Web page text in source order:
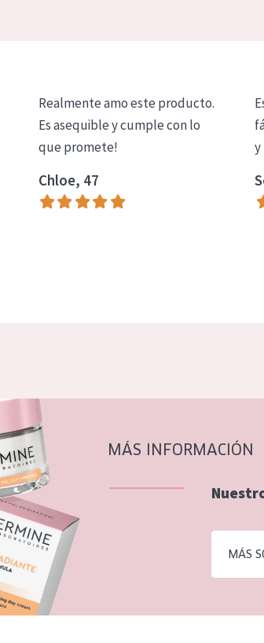
Realmente amo este producto.
Es asequible y cumple con lo
que promete!
Chloe, 47
y
MÁS INFORMACIÓN
MÁS